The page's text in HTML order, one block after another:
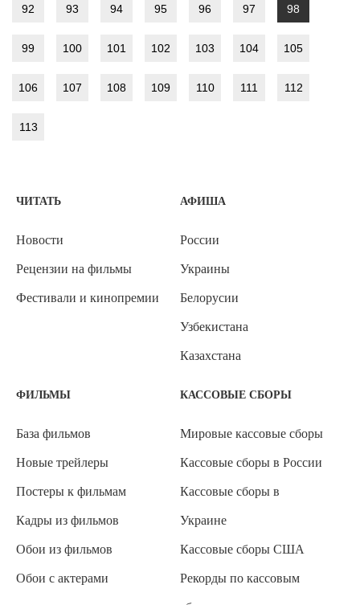
92 93 94 95 96 97 98
99 100 101 102 103 104 105
106 107 108 109 110 111 112
113
ЧИТАТЬ
Новости
Рецензии на фильмы
Фестивали и кинопремии
АФИША
России
Украины
Белорусии
Узбекистана
Казахстана
ФИЛЬМЫ
База фильмов
Новые трейлеры
Постеры к фильмам
Кадры из фильмов
Обои из фильмов
Обои с актерами
КАССОВЫЕ СБОРЫ
Мировые кассовые сборы
Кассовые сборы в России
Кассовые сборы в
Украине
Кассовые сборы США
Рекорды по кассовым